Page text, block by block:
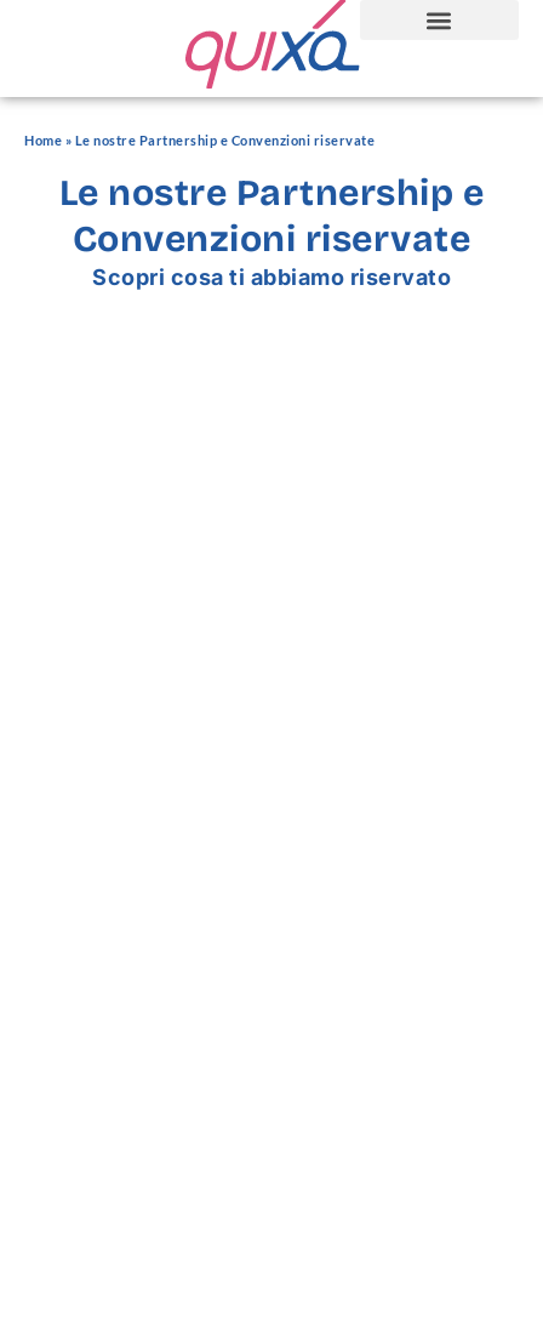
Home » Le nostre Partnership e Convenzioni riservate
Le nostre Partnership e
Convenzioni riservate
Scopri cosa ti abbiamo riservato